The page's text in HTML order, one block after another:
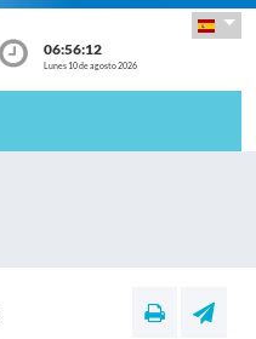
06:56:13
Lunes 10 de agosto 2026